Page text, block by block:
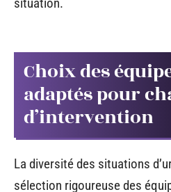
Choix des
adaptés pour
d’intervention
La diversité des situations
sélection rigoureuse des